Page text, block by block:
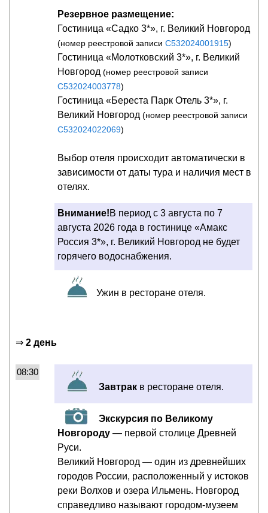
Резервное размещение:
Гостиница «Садко 3*», г. Великий Новгород
(номер реестровой записи С532024001915)
Гостиница «Молотковский 3*», г. Великий
Новгород (номер реестровой записи
С532024003778)
Гостиница «Береста Парк Отель 3*», г.
Великий Новгород (номер реестровой записи
С532024022069)
Выбор отеля происходит автоматически в
зависимости от даты тура и наличия мест в
отелях.
Внимание!В период с 3 августа по 7
августа 2026 года в гостинице «Амакс
Россия 3*», г. Великий Новгород не будет
горячего водоснабжения.
Ужин в ресторане отеля.
⇒ 2 день
08:30
Завтрак в ресторане отеля.
Экскурсия по Великому
Новгороду — первой столице Древней
Руси.
Великий Новгород — один из древнейших
городов России, расположенный у истоков
реки Волхов и озера Ильмень. Новгород
справедливо называют городом-музеем